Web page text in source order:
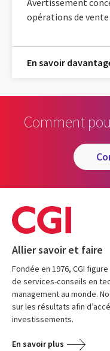
Avertissement
opérations de
En savoir
Comment
Allier savoir et faire
Fondée en 1976, CGI
de services-conseils en
management au monde.
sur les résultats afin
investissements.
En savoir plus